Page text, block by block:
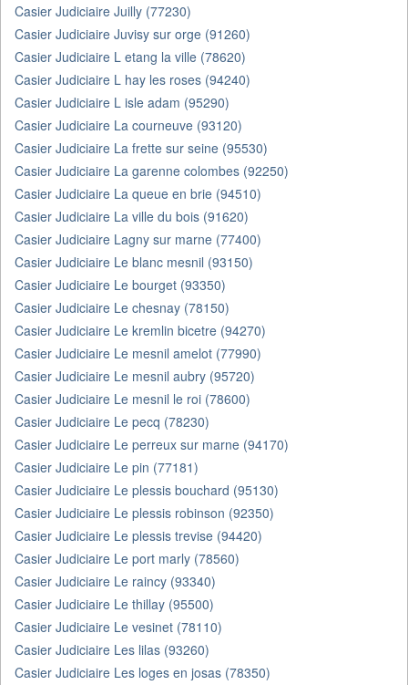
Casier Judiciaire Juilly (77230)
Casier Judiciaire Juvisy sur orge (91260)
Casier Judiciaire L etang la ville (78620)
Casier Judiciaire L hay les roses (94240)
Casier Judiciaire L isle adam (95290)
Casier Judiciaire La courneuve (93120)
Casier Judiciaire La frette sur seine (95530)
Casier Judiciaire La garenne colombes (92250)
Casier Judiciaire La queue en brie (94510)
Casier Judiciaire La ville du bois (91620)
Casier Judiciaire Lagny sur marne (77400)
Casier Judiciaire Le blanc mesnil (93150)
Casier Judiciaire Le bourget (93350)
Casier Judiciaire Le chesnay (78150)
Casier Judiciaire Le kremlin bicetre (94270)
Casier Judiciaire Le mesnil amelot (77990)
Casier Judiciaire Le mesnil aubry (95720)
Casier Judiciaire Le mesnil le roi (78600)
Casier Judiciaire Le pecq (78230)
Casier Judiciaire Le perreux sur marne (94170)
Casier Judiciaire Le pin (77181)
Casier Judiciaire Le plessis bouchard (95130)
Casier Judiciaire Le plessis robinson (92350)
Casier Judiciaire Le plessis trevise (94420)
Casier Judiciaire Le port marly (78560)
Casier Judiciaire Le raincy (93340)
Casier Judiciaire Le thillay (95500)
Casier Judiciaire Le vesinet (78110)
Casier Judiciaire Les lilas (93260)
Casier Judiciaire Les loges en josas (78350)